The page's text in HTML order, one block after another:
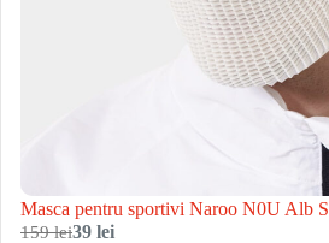
Masca pentru sportivi Naroo N0U Alb S
159 lei39 lei